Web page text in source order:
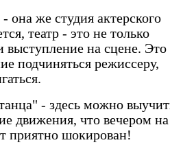
она же студия актерского
театр - это не только
выступление на сцене.
подчиняться режиссеру,
- здесь можно
движения, что вечером на
приятно шокирован!